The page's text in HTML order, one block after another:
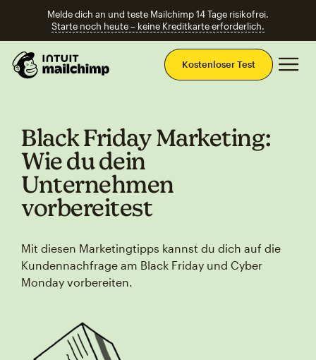
Melde dich an und teste Mailchimp 14 Tage risikofrei.
Starte noch heute – keine Kreditkarte erforderlich.
Kostenloser Test
Black Friday Marketing:
Wie du dein
Unternehmen
vorbereitest
Mit diesen Marketingtipps kannst du dich auf die
Kundennachfrage am Black Friday und Cyber
Monday vorbereiten.